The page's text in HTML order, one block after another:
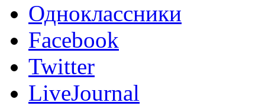
Одноклассники
Facebook
Twitter
LiveJournal